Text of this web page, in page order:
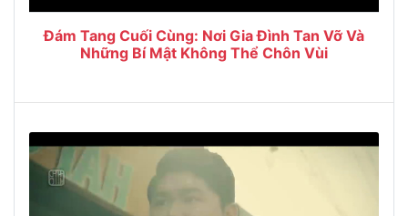
Đám Tang Cuối Cùng: Nơi Gia Đình Tan Vỡ Và
Những Bí Mật Không Thể Chôn Vùi